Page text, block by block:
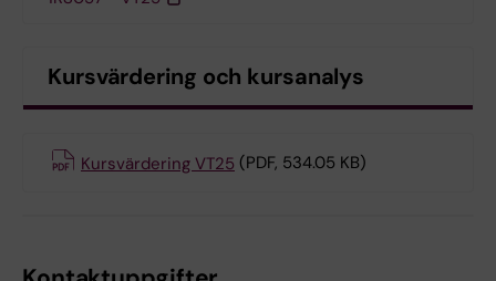
Kursvärdering och kursanalys
Kursvärdering VT25 (PDF, 534.05 KB)